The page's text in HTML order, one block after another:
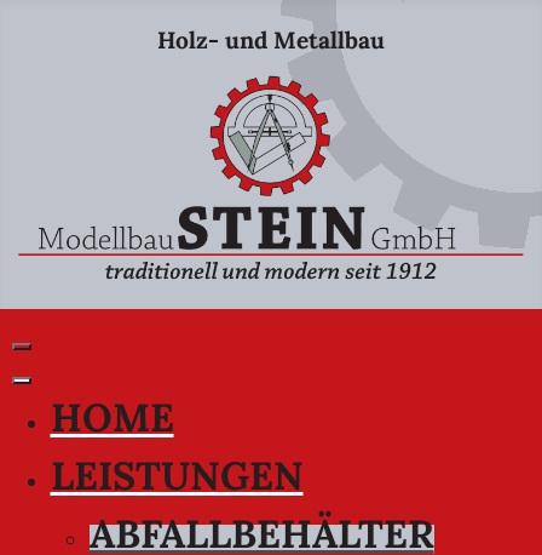
Holz- und Metallbau
HOME
LEISTUNGEN
ABFALLBEHÄLTER